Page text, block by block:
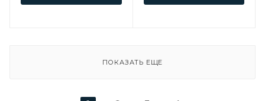
ПОКАЗАТЬ ЕЩЕ